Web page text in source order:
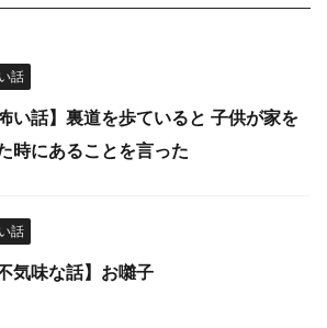
話
怖い話】裏道を歩ていると 子供が家を
時にあることを言った
話
不気味な話】お囃子